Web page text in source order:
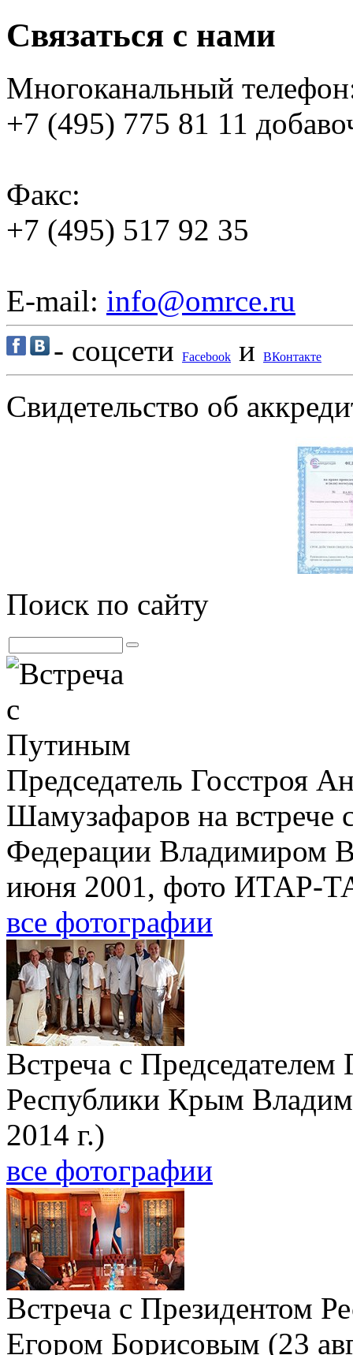
Связаться с нами
Многоканальный
+7 (495) 775 81 11
Факс:
+7 (495) 517 92 35
E-mail: info@omrce.ru
- соцсети
Facebook и ВКонтакте
Свидетельство об
Поиск по сайту
Председатель Госстроя
Шамузафаров на встрече
Федерации Владимиром
июня 2001, фото ИТАР-
все фотографии
Встреча с Председателем
Республики Крым
2014 г.)
все фотографии
Встреча с Президентом
Егором Борисовым (23